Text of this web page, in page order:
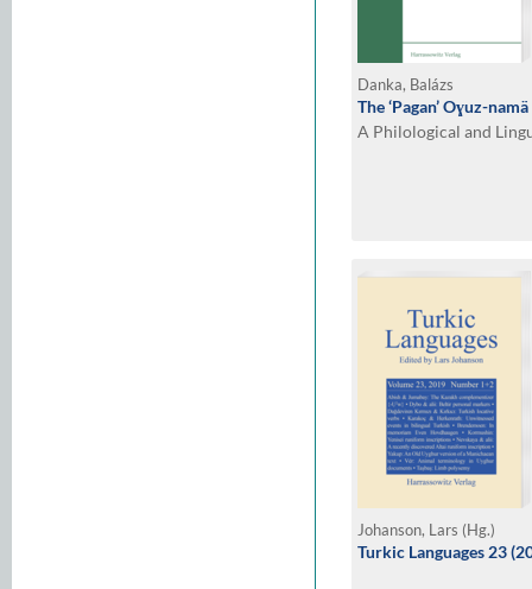
Danka, Balázs
The ‘Pagan’ Oɣuz-namä
A Philological and
Johanson, Lars (Hg.)
Turkic Languages 23